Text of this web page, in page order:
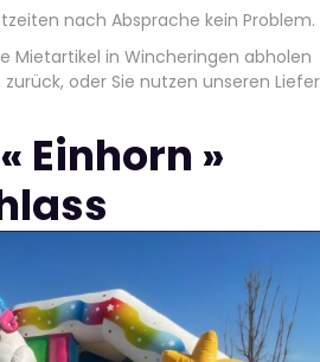
nach Absprache kein Problem.
Mietartikel in Wincheringen abholen
oder Sie nutzen unseren Liefer
Einhorn »